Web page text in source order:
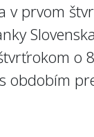
prvom
o